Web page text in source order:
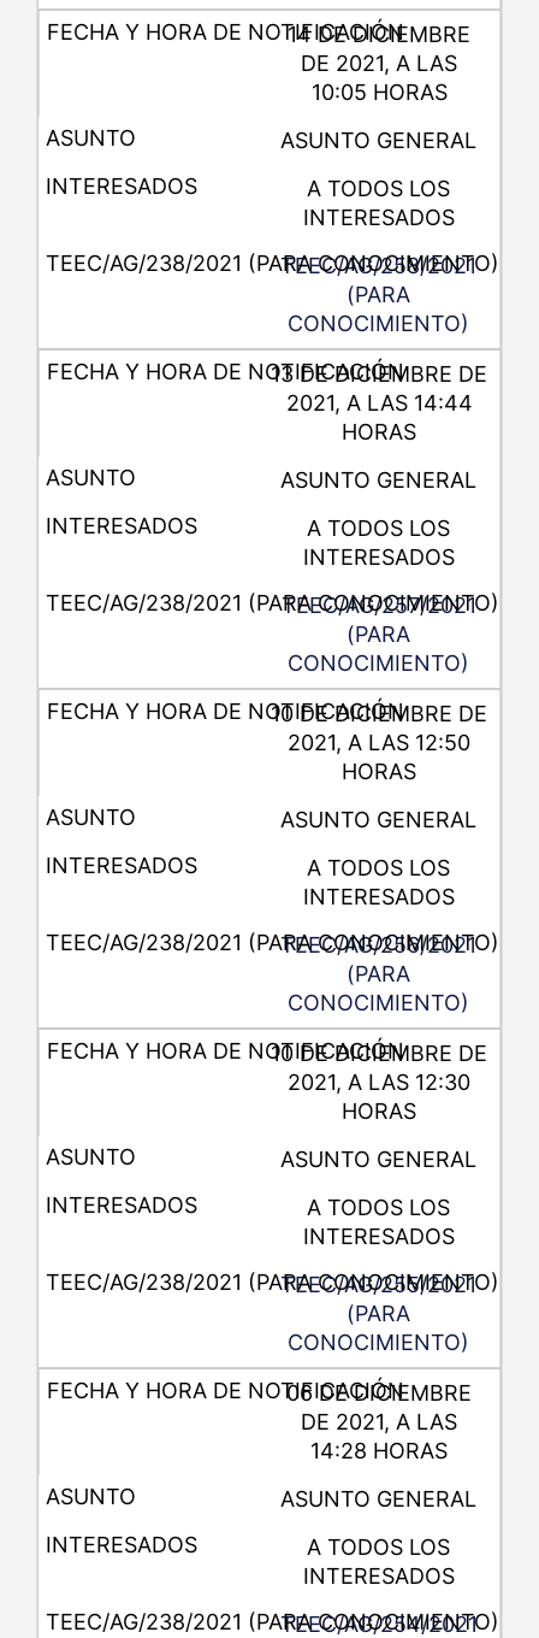
14 DE DICIEMBRE
DE 2021, A LAS
10:05 HORAS
ASUNTO GENERAL
A TODOS LOS
INTERESADOS
TEEC/AG/258/2021
(PARA
CONOCIMIENTO)
13 DE DICIEMBRE DE
2021, A LAS 14:44
HORAS
ASUNTO GENERAL
A TODOS LOS
INTERESADOS
TEEC/AG/257/2021
(PARA
CONOCIMIENTO)
10 DE DICIEMBRE DE
2021, A LAS 12:50
HORAS
ASUNTO GENERAL
A TODOS LOS
INTERESADOS
TEEC/AG/256/2021
(PARA
CONOCIMIENTO)
10 DE DICIEMBRE DE
2021, A LAS 12:30
HORAS
ASUNTO GENERAL
A TODOS LOS
INTERESADOS
TEEC/AG/255/2021
(PARA
CONOCIMIENTO)
06 DE DICIEMBRE
DE 2021, A LAS
14:28 HORAS
ASUNTO GENERAL
A TODOS LOS
INTERESADOS
TEEC/AG/254/2021